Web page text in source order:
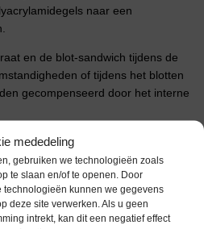
mededeling
gebruiken we technologieën zoals
te slaan en/of te openen. Door
technologieën kunnen we gegevens
deze site verwerken. Als u geen
intrekt, kan dit een negatief effect
naar een
en de blot-sandwich tijdens de
of tijdens het blotten
gecompenseerd door het interne
mm